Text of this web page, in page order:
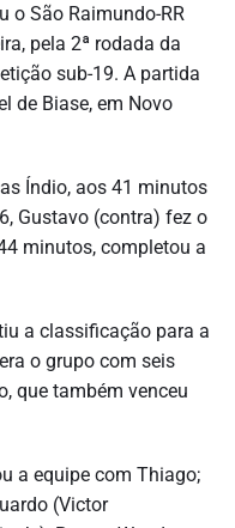
o São Raimundo-RR
pela 2ª rodada da
sub-19. A partida
de Biase, em Novo
Índio, aos 41 minutos
Gustavo (contra) fez o
minutos, completou a
a classificação para a
o grupo com seis
que também venceu
a equipe com Thiago;
(Victor